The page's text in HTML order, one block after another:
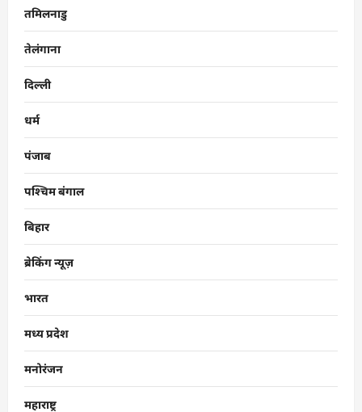
तमिलनाडु
तेलंगाना
दिल्ली
धर्म
पंजाब
पश्चिम बंगाल
बिहार
ब्रेकिंग न्यूज़
भारत
मध्य प्रदेश
मनोरंजन
महाराष्ट्र